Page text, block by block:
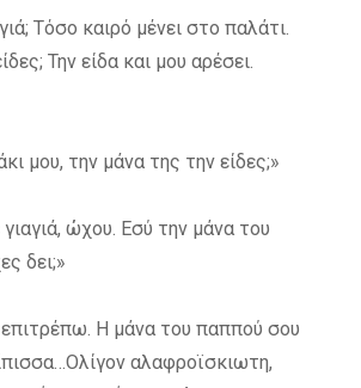
Τόσο καιρό μένει στο παλάτι.
Την είδα και μου αρέσει.
μου, την μάνα της την είδες;»
ώχου. Εσύ την μάνα του
δει;»
Η μάνα του παππού σου
αλαφροϊσκιωτη,